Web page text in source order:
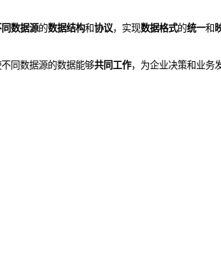
数据源的数据结构和协议，实现数据格式的统一和
同数据源的数据能够共同工作，为企业决策和业务